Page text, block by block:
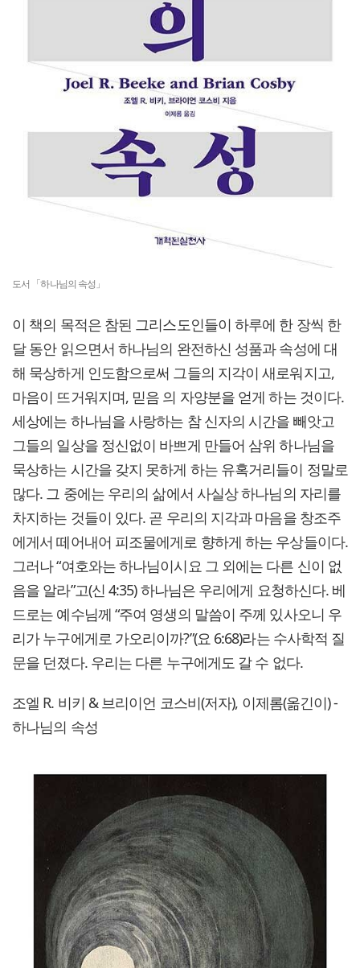
도서 「하나님의 속성」
이 책의 목적은 참된 그리스도인들이 하루에 한 장씩 한
달 동안 읽으면서 하나님의 완전하신 성품과 속성에 대
해 묵상하게 인도함으로써 그들의 지각이 새로워지고,
마음이 뜨거워지며, 믿음 의 자양분을 얻게 하는 것이다.
세상에는 하나님을 사랑하는 참 신자의 시간을 빼앗고
그들의 일상을 정신없이 바쁘게 만들어 삼위 하나님을
묵상하는 시간을 갖지 못하게 하는 유혹거리들이 정말로
많다. 그 중에는 우리의 삶에서 사실상 하나님의 자리를
차지하는 것들이 있다. 곧 우리의 지각과 마음을 창조주
에게서 떼어내어 피조물에게로 향하게 하는 우상들이다.
그러나 “여호와는 하나님이시요 그 외에는 다른 신이 없
음을 알라”고(신 4:35) 하나님은 우리에게 요청하신다. 베
드로는 예수님께 “주여 영생의 말씀이 주께 있사오니 우
리가 누구에게로 가오리이까?”(요 6:68)라는 수사학적 질
문을 던졌다. 우리는 다른 누구에게도 갈 수 없다.
조엘 R. 비키 & 브리이언 코스비(저자), 이제롬(옮긴이) -
하나님의 속성